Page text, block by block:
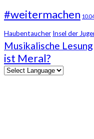
#weitermachen
Haubentaucher Insel der
Musikalische Lesung
ist Meral?